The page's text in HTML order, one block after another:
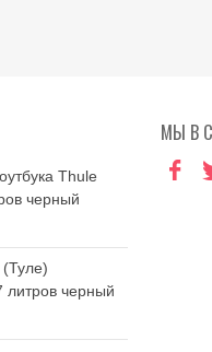
Thule
черный
литров черный
МЫ В